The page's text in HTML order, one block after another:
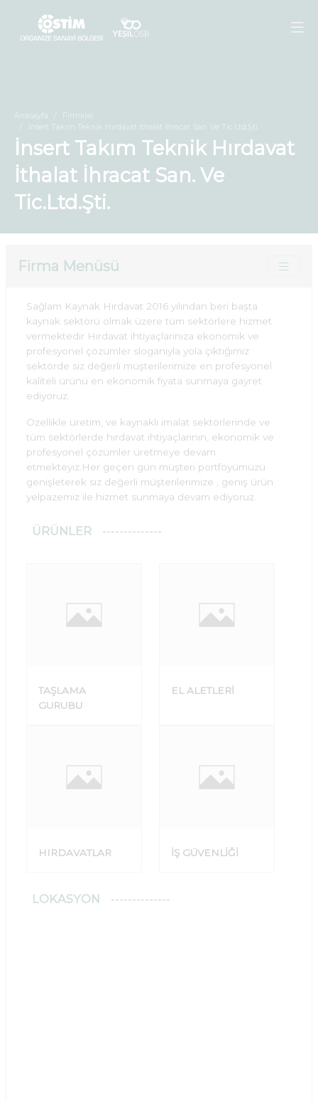
Anasayfa
Firmalar
İnsert Takım Teknik Hırdavat İthalat İhracat San. Ve Tic.Ltd.Şti.
İnsert Takım Teknik Hırdavat
İthalat İhracat San. Ve
Tic.Ltd.Şti.
Firma Menüsü
Sağlam Kaynak Hırdavat 2016 yılından beri başta
kaynak sektörü olmak üzere tüm sektörlere hizmet
vermektedir Hırdavat ihtiyaçlarınıza ekonomik ve
profesyonel çözümler sloganıyla yola çıktığımız
sektörde siz değerli müşterilerimize en profesyonel
kaliteli ürünü en ekonomik fiyata sunmaya gayret
ediyoruz.
Özellikle üretim, ve kaynaklı imalat sektörlerinde ve
tüm sektörlerde hırdavat ihtiyaçlarının, ekonomik ve
profesyonel çözümler üretmeye devam
etmekteyiz.Her geçen gün müşteri portföyümüzü
genişleterek siz değerli müşterilerimize , geniş ürün
yelpazemiz ile hizmet sunmaya devam ediyoruz.
ÜRÜNLER
TAŞLAMA
GURUBU
EL ALETLERİ
HIRDAVATLAR İŞ GÜVENLİĞİ
LOKASYON